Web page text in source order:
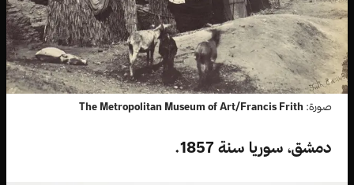
صورة: The Metropolitan Museum of Art/Francis Frith
دمشق، سوريا سنة 1857.